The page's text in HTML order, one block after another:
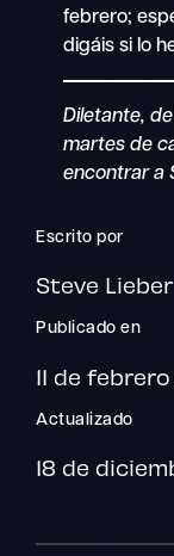
febrero;
digáis si lo
Diletante,
martes de
encontrar a
Escrito por
Steve Lieber
Publicado en
11 de
Actualizado
18 de